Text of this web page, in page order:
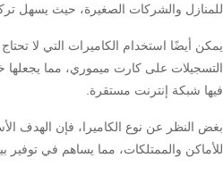
والشركات الصغيرة، حيث يسهل
أيضًا استخدام الكاميرات التي لا تحتاج
على كارت ميموري، مما يجعلها
شبكة إنترنت مستقرة.
النظر عن نوع الكاميرا، فإن الهدف
والممتلكات، مما يساهم في توفير